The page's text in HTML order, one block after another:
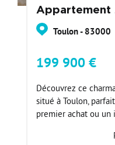
Appartement
Toulon - 83000
199 900 €
Découvrez ce
situé à Toulon,
premier achat ou un